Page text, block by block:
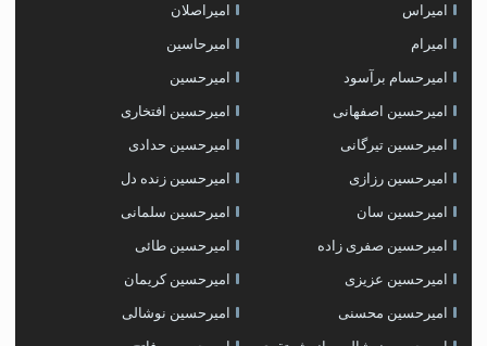
امیراس امیراصلان
امیرام امیرحاسین
امیرحسام برآسود امیرحسین
امیرحسین اصفهانی امیرحسین افتخاری
امیرحسین تیرگانی امیرحسین حدادی
امیرحسین رزازی امیرحسین زنده دل
امیرحسین سان امیرحسین سلمانی
امیرحسین صفری زاده امیرحسین طائی
امیرحسین عزیزی امیرحسین کریمان
امیرحسین محسنی امیرحسین نوشالی